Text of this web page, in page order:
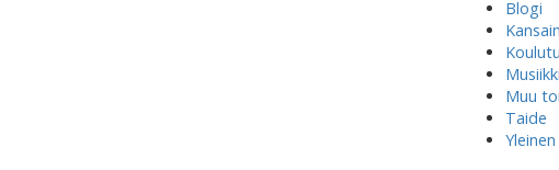
Blogi
Musiikki
Muu
Taide
Yleinen